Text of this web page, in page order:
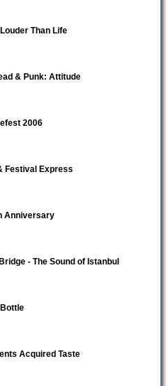
Than Life
& Punk: Attitude
2006
Festival Express
Anniversary
- The Sound of Istanbul
Acquired Taste